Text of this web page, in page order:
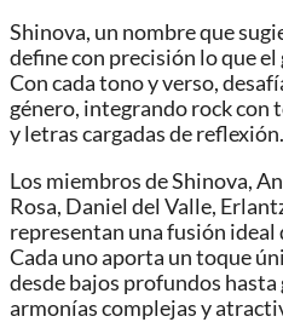
Shinova, un nombre que
define con precisión lo que
Con cada tono y verso,
género, integrando rock con
y letras cargadas de reflexión.
Los miembros de Shinova,
Rosa, Daniel del Valle,
representan una fusión ideal
Cada uno aporta un toque
desde bajos profundos
armonías complejas y